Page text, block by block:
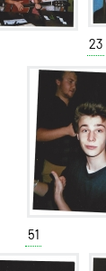
23
51